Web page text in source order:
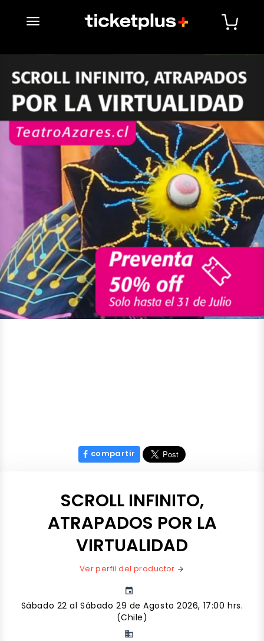
desplegar navegación
compartir
SCROLL INFINITO,
ATRAPADOS POR LA
VIRTUALIDAD
Ver perfil del productor arrow_forward
event
Sábado 22 al Sábado 29 de Agosto 2026, 17:00 hrs.
(Chile)
business